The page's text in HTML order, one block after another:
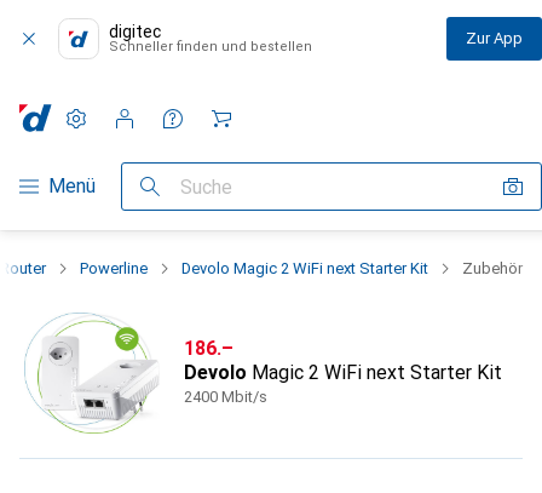
digitec
Schneller finden und bestellen Zur App
Navigation nach Kategorien
Menü Suche
Einstellungen
Kundenkonto
Vergleichslisten
Merklisten
Warenkorb
Powerline Devolo Magic 2 WiFi next Starter Kit Zubehör
CHF
186.–
Devolo Magic 2 WiFi next Starter Kit
2400 Mbit/s